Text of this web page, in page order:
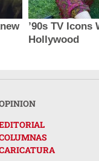
’90s TV Icons
Hollywood